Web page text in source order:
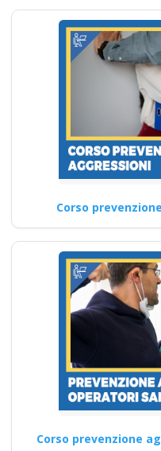
in
rischio
Corso
Corso prevenzione